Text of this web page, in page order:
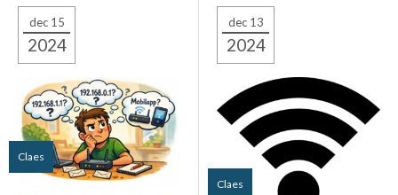
dec 15
2024
Claes
dec 13
2024
Claes